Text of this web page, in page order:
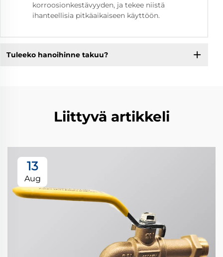
korroosionkestävyyden, ja tekee niistä
ihanteellisia pitkäaikaiseen käyttöön.
Tuleeko hanoihinne takuu?
Liittyvä artikkeli
13
Aug